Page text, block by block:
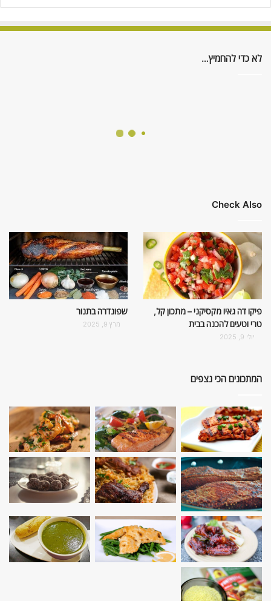
לא כדי להחמיץ…
Check Also
פיקו דה גאיו מקסיקני – מתכון קל,
טרי וטעים להכנה בבית
יולי 9, 2025
שפונדרה בתנור
מרץ 9, 2025
המתכונים הכי נצפים